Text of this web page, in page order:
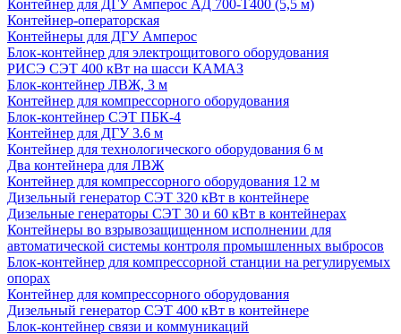
Контейнер для ДГУ Амперос АД 700-Т400 (5,5 м)
Контейнер-операторская
Контейнеры для ДГУ Амперос
Блок-контейнер для электрощитового оборудования
РИСЭ СЭТ 400 кВт на шасси КАМАЗ
Блок-контейнер ЛВЖ, 3 м
Контейнер для компрессорного оборудования
Блок-контейнер СЭТ ПБК-4
Контейнер для ДГУ 3.6 м
Контейнер для технологического оборудования 6 м
Два контейнера для ЛВЖ
Контейнер для компрессорного оборудования 12 м
Дизельный генератор СЭТ 320 кВт в контейнере
Дизельные генераторы СЭТ 30 и 60 кВт в контейнерах
Контейнеры во взрывозащищенном исполнении для
автоматической системы контроля промышленных выбросов
Блок-контейнер для компрессорной станции на регулируемых
опорах
Контейнер для компрессорного оборудования
Дизельный генератор СЭТ 400 кВт в контейнере
Блок-контейнер связи и коммуникаций